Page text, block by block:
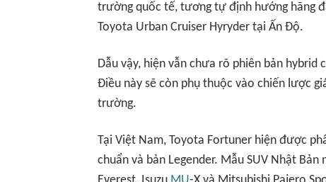
trường quốc tế, tương tự định hướng hãng
Toyota Urban Cruiser Hyryder tại Ấn Độ.
Dẫu vậy, hiện vẫn chưa rõ phiên bản
Điều này sẽ còn phụ thuộc vào chiến lược
trường.
Tại Việt Nam, Toyota Fortuner hiện được
chuẩn và bản Legender. Mẫu SUV Nhật